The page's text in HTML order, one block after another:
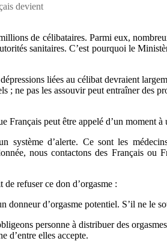
devient
de célibataires. Parmi eux,
sanitaires. C’est pourquoi le
liées au célibat devraient
; ne pas les assouvir peut entraîner des
Français peut être appelé d’un moment
système d’alerte. Ce sont les
nous contactons des Français
refuser ce don d’orgasme :
donneur d’orgasme potentiel. S’il ne le
personne à distribuer des
d’entre elles accepte.